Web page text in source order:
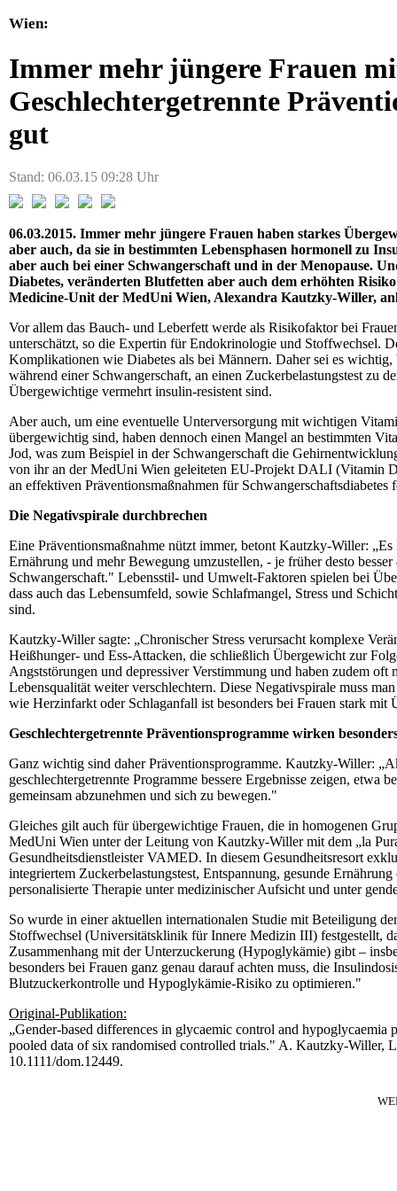
Wien:
Immer mehr jüngere Frauen
Geschlechtergetrennte
gut
Stand: 06.03.15 09:28 Uhr
06.03.2015. Immer mehr jüngere Frauen haben starkes
aber auch, da sie in bestimmten Lebensphasen hormonell zu
aber auch bei einer Schwangerschaft und in der Menopause.
Diabetes, veränderten Blutfetten aber auch dem erhöhten
Medicine-Unit der MedUni Wien, Alexandra Kautzky-Willer,
Vor allem das Bauch- und Leberfett werde als Risikofaktor bei
unterschätzt, so die Expertin für Endokrinologie und Stoffwechsel.
Komplikationen wie Diabetes als bei Männern. Daher sei es
während einer Schwangerschaft, an einen Zuckerbelastungstest zu
Übergewichtige vermehrt insulin-resistent sind.
Aber auch, um eine eventuelle Unterversorgung mit wichtigen
übergewichtig sind, haben dennoch einen Mangel an bestimmten
Jod, was zum Beispiel in der Schwangerschaft die
von ihr an der MedUni Wien geleiteten EU-Projekt DALI (Vitamin
an effektiven Präventionsmaßnahmen für Schwangerschaftsdiabetes
Die Negativspirale durchbrechen
Eine Präventionsmaßnahme nützt immer, betont Kautzky-Willer:
Ernährung und mehr Bewegung umzustellen, - je früher desto
Schwangerschaft." Lebensstil- und Umwelt-Faktoren spielen bei
dass auch das Lebensumfeld, sowie Schlafmangel, Stress und
sind.
Kautzky-Willer sagte: „Chronischer Stress verursacht komplexe
Heißhunger- und Ess-Attacken, die schließlich Übergewicht zur
Angststörungen und depressiver Verstimmung und haben zudem
Lebensqualität weiter verschlechtern. Diese Negativspirale muss
wie Herzinfarkt oder Schlaganfall ist besonders bei Frauen stark mit
Geschlechtergetrennte Präventionsprogramme wirken
Ganz wichtig sind daher Präventionsprogramme. Kautzky-Willer:
geschlechtergetrennte Programme bessere Ergebnisse zeigen,
gemeinsam abzunehmen und sich zu bewegen."
Gleiches gilt auch für übergewichtige Frauen, die in homogenen
MedUni Wien unter der Leitung von Kautzky-Willer mit dem „la
Gesundheitsdienstleister VAMED. In diesem Gesundheitsresort
integriertem Zuckerbelastungstest, Entspannung, gesunde
personalisierte Therapie unter medizinischer Aufsicht und unter
So wurde in einer aktuellen internationalen Studie mit Beteiligung
Stoffwechsel (Universitätsklinik für Innere Medizin III) festgestellt,
Zusammenhang mit der Unterzuckerung (Hypoglykämie) gibt –
besonders bei Frauen ganz genau darauf achten muss, die
Blutzuckerkontrolle und Hypoglykämie-Risiko zu optimieren."
Original-Publikation:
„Gender-based differences in glycaemic control and
pooled data of six randomised controlled trials." A. Kautzky-Willer,
10.1111/dom.12449.